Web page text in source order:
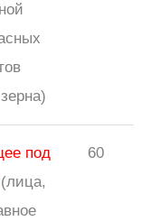
под
(лица,
60